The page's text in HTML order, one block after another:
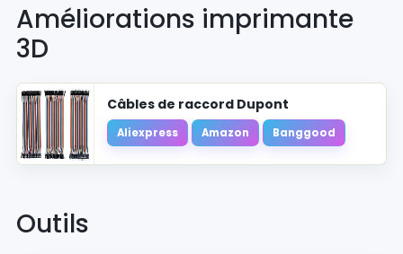
Améliorations imprimante
3D
Câbles de raccord Dupont
Aliexpress Amazon Banggood
Outils